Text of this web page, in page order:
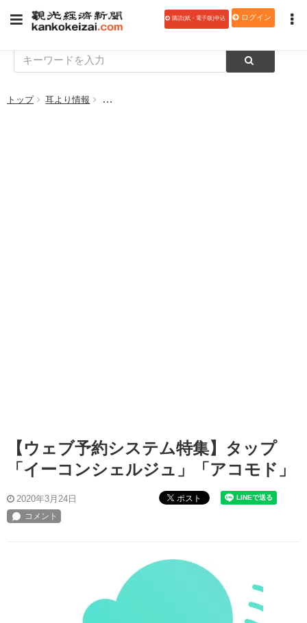
購読(紙・電子版)申込 ログイン
トップ 耳より情報 【ウェブ予約システム特集】タップ「イーコンシ
【ウェブ予約システム特集】タップ
「イーコンシェルジュ」「アコモド」
2020年3月24日 ポスト